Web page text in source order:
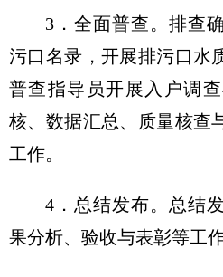
3．全面普查。排查
污口名录，开展排污口水
普查指导员开展入户调
核、数据汇总、质量核查
工作。
4．总结发布。总结
果分析、验收与表彰等工作